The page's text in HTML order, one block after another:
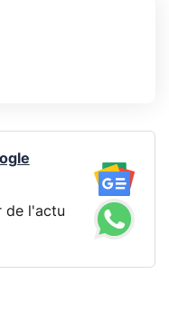
de l'actu